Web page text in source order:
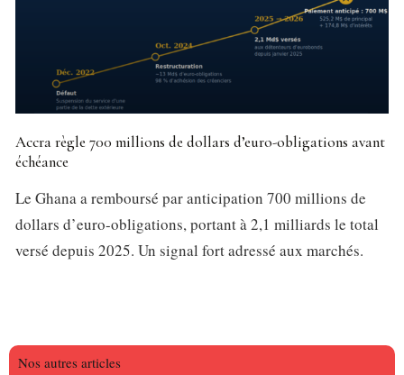
Accra règle 700 millions de dollars d’euro-obligations avant
échéance
Le Ghana a remboursé par anticipation 700 millions de
dollars d’euro-obligations, portant à 2,1 milliards le total
versé depuis 2025. Un signal fort adressé aux marchés.
Nos autres articles